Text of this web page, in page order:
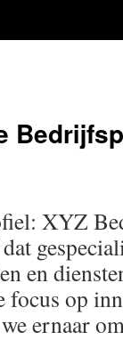
XYZ
en
focus op
we ernaar